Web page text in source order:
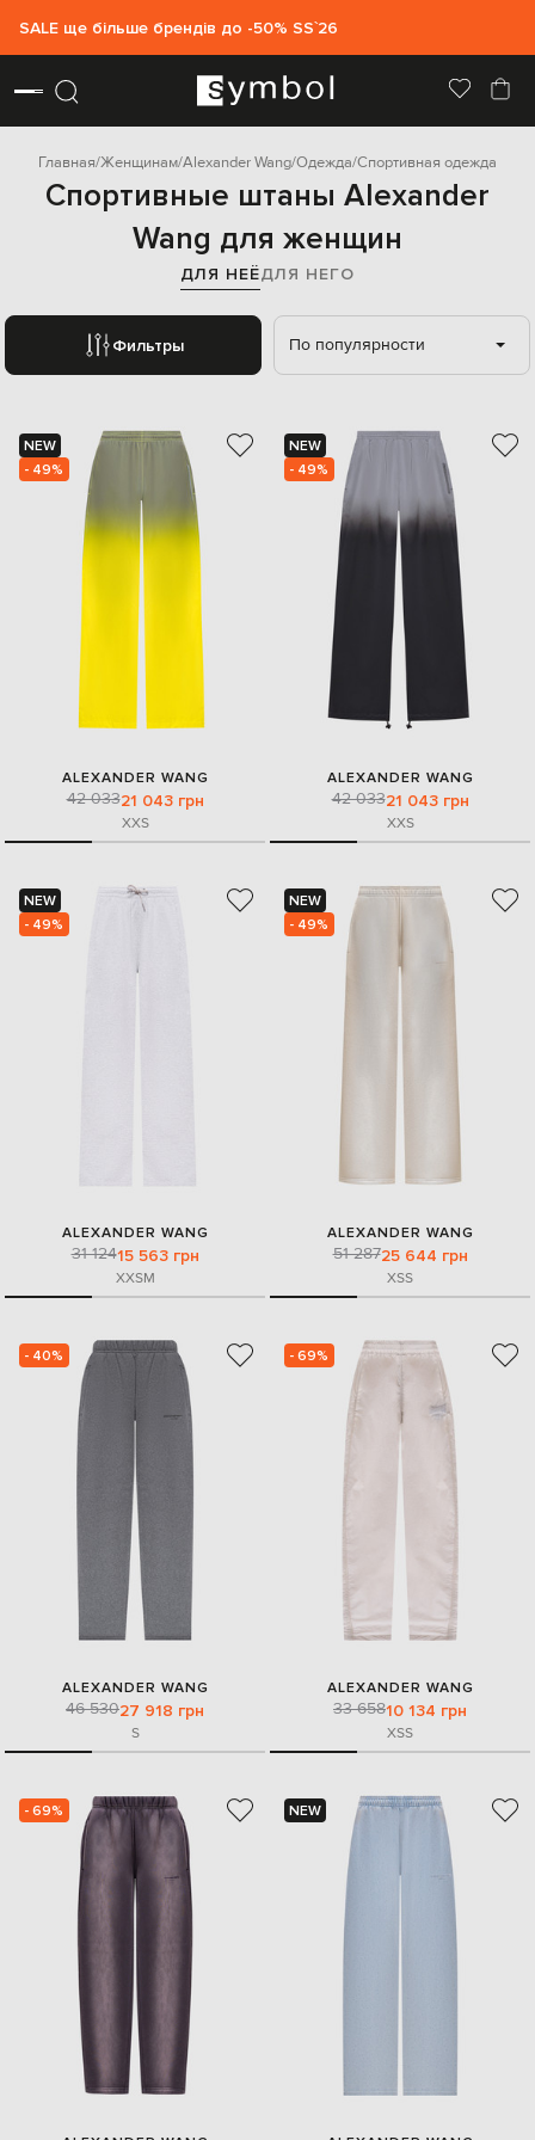
SALE ще більше брендів до -50% SS`26
Главная Женщинам Alexander Wang Одежда Спортивная одежда
Спортивные штаны Alexander
Wang для женщин
ДЛЯ НЕЁДЛЯ НЕГО
Фильтры По популярности
NEW
- 49%
ALEXANDER WANG
42 03321 043 грн
XXS
NEW
- 49%
ALEXANDER WANG
42 03321 043 грн
XXS
NEW
- 49%
ALEXANDER WANG
31 12415 563 грн
XXSM
NEW
- 49%
ALEXANDER WANG
51 28725 644 грн
XSS
- 40%
ALEXANDER WANG
46 53027 918 грн
S
- 69%
ALEXANDER WANG
33 65810 134 грн
XSS
- 69% NEW